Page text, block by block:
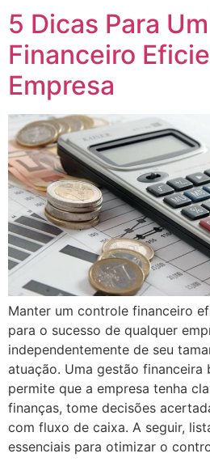
5 Dicas Para
Financeiro
Empresa
Manter um controle financeiro
para o sucesso de qualquer
independentemente de seu
atuação. Uma gestão financeira
permite que a empresa tenha
finanças, tome decisões
com fluxo de caixa. A seguir,
essenciais para otimizar o